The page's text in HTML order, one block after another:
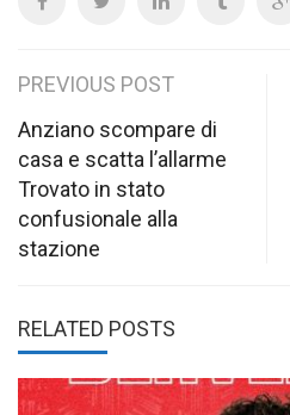
Post
navigation
PREVIOUS POST
Anziano scompare di
casa e scatta l’allarme
Trovato in stato
confusionale alla
stazione
RELATED POSTS